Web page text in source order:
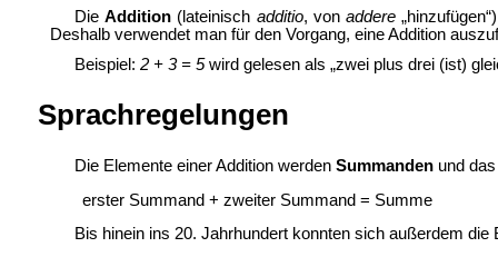
DieAddition (lateinisch additio, von addere
Deshalb verwendet man für den Vorgang, eine Addition
Beispiel: 2 + 3 = 5wird gelesen als „zwei plus drei (ist)
Sprachregelungen
Die Elemente einer Addition werden Summandenund
erster Summand + zweiter Summand = Summe
Bis hinein ins 20. Jahrhundert konnten sich außerdem die